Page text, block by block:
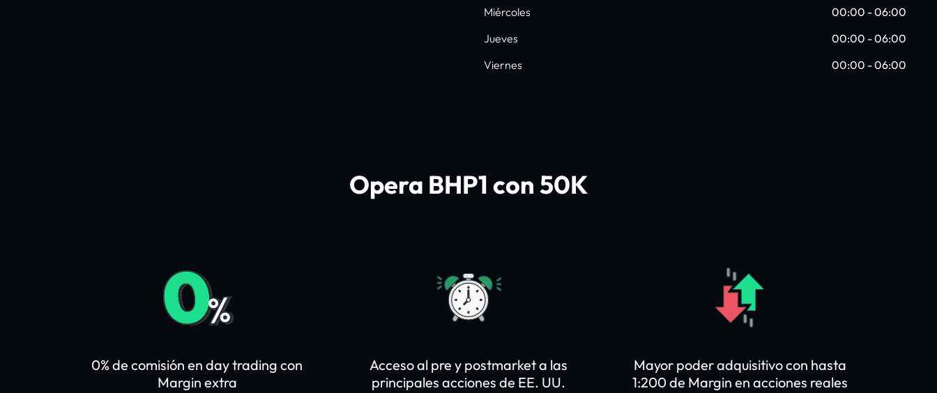
Miércoles
00:00 - 06:00
Jueves
00:00 - 06:00
Viernes
00:00 - 06:00
Opera BHP1 con 50K
0% de comisión en day trading con
Margin extra
Acceso al pre y postmarket a las
principales acciones de EE. UU.
Mayor poder adquisitivo con hasta
1:200 de Margin en acciones reales